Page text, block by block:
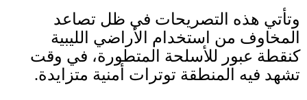
وتأتي هذه التصريحات في ظل تصاعد
المخاوف من استخدام الأراضي الليبية
كنقطة عبور للأسلحة المتطورة، في وقت
تشهد فيه المنطقة توترات أمنية متزايدة.